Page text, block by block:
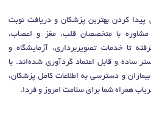
پیدا کردن بهترین پزشکان و دریافت نوبت
با متخصصان قلب، مغز و اعصاب،
تا خدمات تصویربرداری، آزمایشگاه و
ساده و قابل اعتماد گردآوری شده‌اند. با
و دسترسی به اطلاعات کامل پزشکان،
همراه شما برای سلامت امروز و فردا.